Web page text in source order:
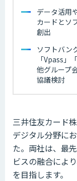
データ活用
カードとソ
創出
ソフトバン
「Vpass」
他グループ
協議検討
三井住友カード
デジタル分野に
た。両社は、最
ビスの融合によ
を目指します。